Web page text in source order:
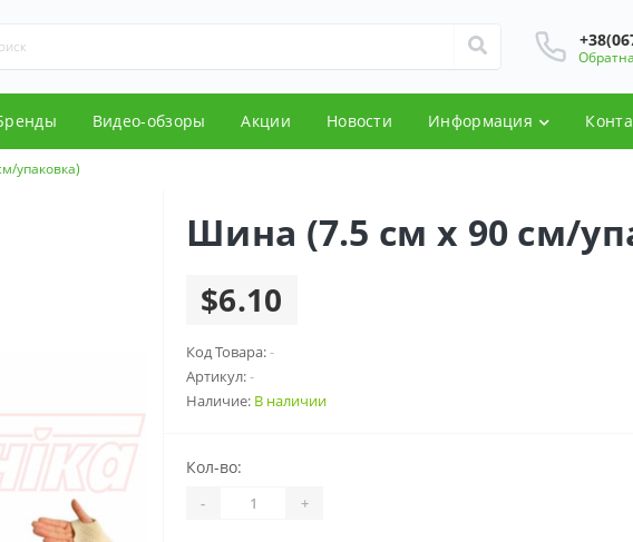
Видео-обзоры Акции Новости Информация
упаковка)
Шина (7.5 см x 90 см/
$6.10
Код Товара:-
Артикул:-
Наличие: В наличии
Кол-во:
- +